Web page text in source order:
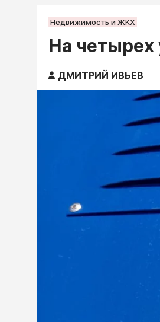
Недвижимость и ЖКХ
На четырех
ДМИТРИЙ ИВЬЕВ